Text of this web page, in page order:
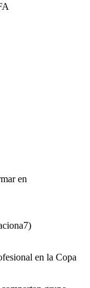
en
en la Copa